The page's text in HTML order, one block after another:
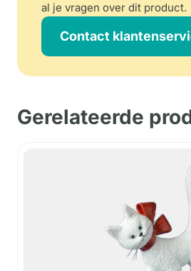
al je vragen over dit product.
Contact
Gerelateerde